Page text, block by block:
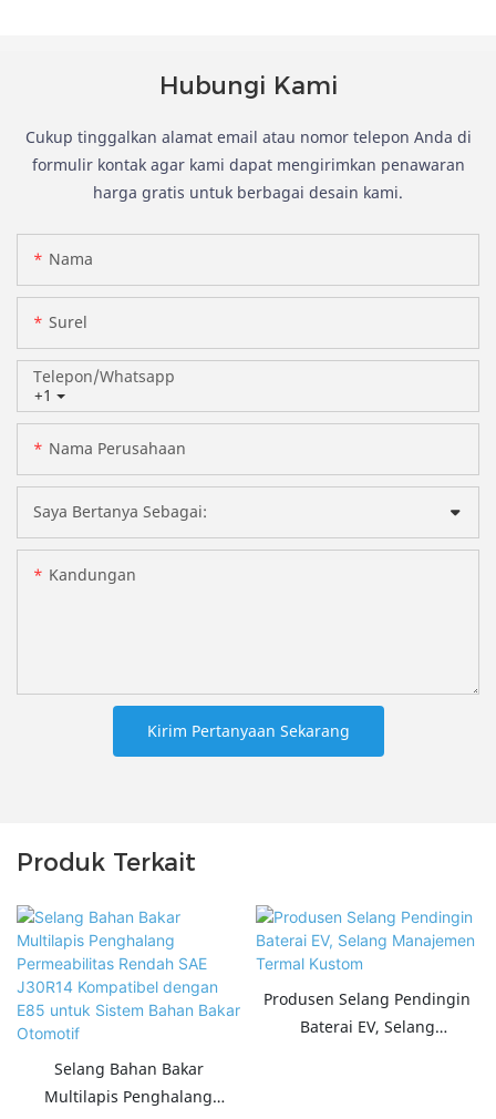
Hubungi Kami
Cukup tinggalkan alamat email atau nomor telepon Anda di
formulir kontak agar kami dapat mengirimkan penawaran
harga gratis untuk berbagai desain kami.
Nama
Surel
+1
Telepon/whatsapp
Nama Perusahaan
Saya Bertanya Sebagai:
Kandungan
Kirim Pertanyaan Sekarang
Produk Terkait
Selang Bahan Bakar
Multilapis Penghalang
Produsen Selang Pendingin
Baterai EV, Selang